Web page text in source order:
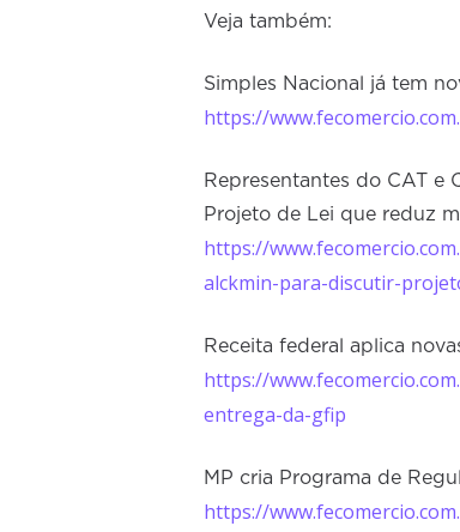
Veja também:
Simples Nacional já tem
https://
Representantes do CAT e
Projeto de Lei que reduz
https://
alckmin-para-discutir-
Receita federal aplica
https://
entrega-da-gfip
MP cria Programa de
https://